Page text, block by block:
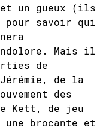
et un gueux (ils
pour savoir qui
Mais il
de
Jérémie, de la
des
Kett, de jeu
brocante et